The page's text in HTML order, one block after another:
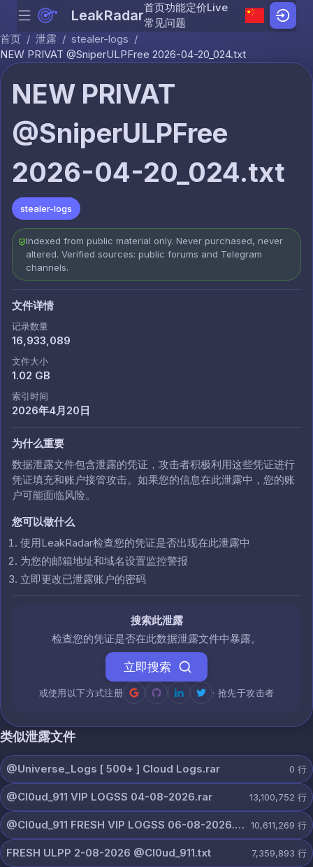
Skip to content
Menu LeakRadar首页功能定价Live
常见问题
首页 / 泄露 / stealer-logs /
NEW PRIVAT @SniperULPFree 2026-04-20_024.txt
NEW PRIVAT
@SniperULPFree
2026-04-20_024.txt
stealer-logs
Indexed from public material only. Never purchased, never
altered. Verified sources: public forums and Telegram
channels.
文件详情
记录数量
16,933,089
文件大小
1.02 GB
索引时间
2026年4月20日
为什么重要
数据泄露文件包含泄露的凭证，攻击者积极利用这些凭证进行
凭证填充和账户接管攻击。如果您的信息在此泄露中，您的账
户可能面临风险。
您可以做什么
使用LeakRadar检查您的凭证是否出现在此泄露中
为您的邮箱地址和域名设置监控警报
立即更改已泄露账户的密码
搜索此泄露
检查您的凭证是否在此数据泄露文件中暴露。
立即搜索
或使用以下方式注册 · 抢先于攻击者
类似泄露文件
@Universe_Logs [ 500+ ] Cloud Logs.rar 0 行
@Cl0ud_911 VIP LOGSS 04-08-2026.rar 13,100,752 行
@Cl0ud_911 FRESH VIP LOGSS 06-08-2026.rar 10,611,269 行
FRESH ULPP 2-08-2026 @Cl0ud_911.txt 7,359,893 行